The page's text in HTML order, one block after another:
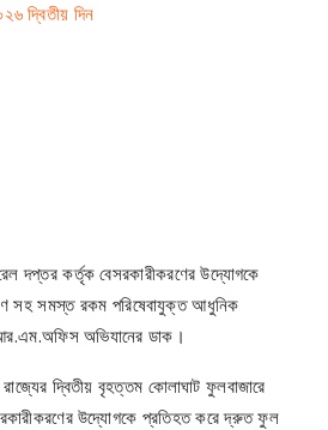
দ্বিতীয় দিন
দপ্তর কর্তৃক বেসরকারীকরণের উদ্যোগকে
সহ সমস্ত রকম পরিষেবাযুক্ত আধুনিক
অভিযানের ডাক।
রাজ্যের দ্বিতীয় বৃহত্তম কোলাঘাট ফুলবাজারে
উদ্যোগকে প্রতিহত করে দ্রুত ফুল